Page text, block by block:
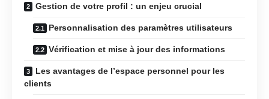
Gestion de votre profil : un enjeu crucial
Personnalisation des paramètres utilisateurs
Vérification et mise à jour des informations
Les avantages de l’espace personnel pour les
clients